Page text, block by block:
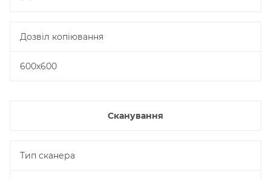
Дозвіл копіювання
600х600
Сканування
Тип сканера